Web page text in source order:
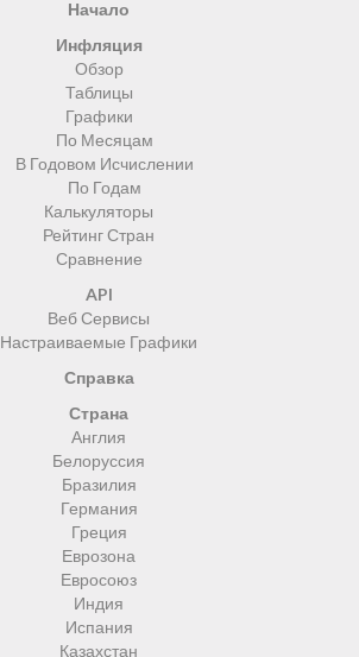
Начало
Инфляция
Обзор
Таблицы
Графики
По Месяцам
В Годовом Исчислении
По Годам
Калькуляторы
Рейтинг Стран
Сравнение
API
Веб Сервисы
Настраиваемые Графики
Справка
Страна
Англия
Белоруссия
Бразилия
Германия
Греция
Еврозона
Евросоюз
Индия
Испания
Казахстан